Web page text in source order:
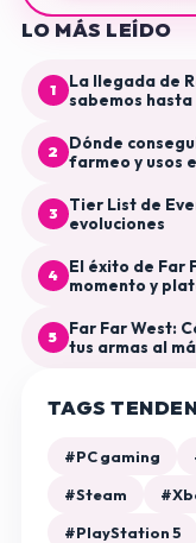
LO MÁS LEÍDO
1
La llegada de
sabemos
2
Dónde
farmeo y usos
3
Tier List de
evoluciones
4 El éxito de Far
momento y
5
Far Far West:
tus armas al
TAGS
#PC gaming
#Steam
#PlayStation 5